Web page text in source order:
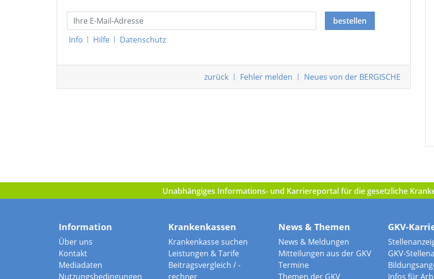
Info | Hilfe | Datenschutz
bestellen
zurück | Fehler melden | Neues von der BERGISCHE
Unabhängiges Informations- und Karriereportal für die gesetzliche
Information
Über uns
Kontakt
Mediadaten
Nutzungsbedingungen
Krankenkassen
Krankenkasse suchen
Leistungen & Tarife
Beitragsvergleich / -
rechner
News & Themen
News & Meldungen
Mitteilungen aus der GKV
Termine
Themen der GKV
GKV-
GKV-
Infos für